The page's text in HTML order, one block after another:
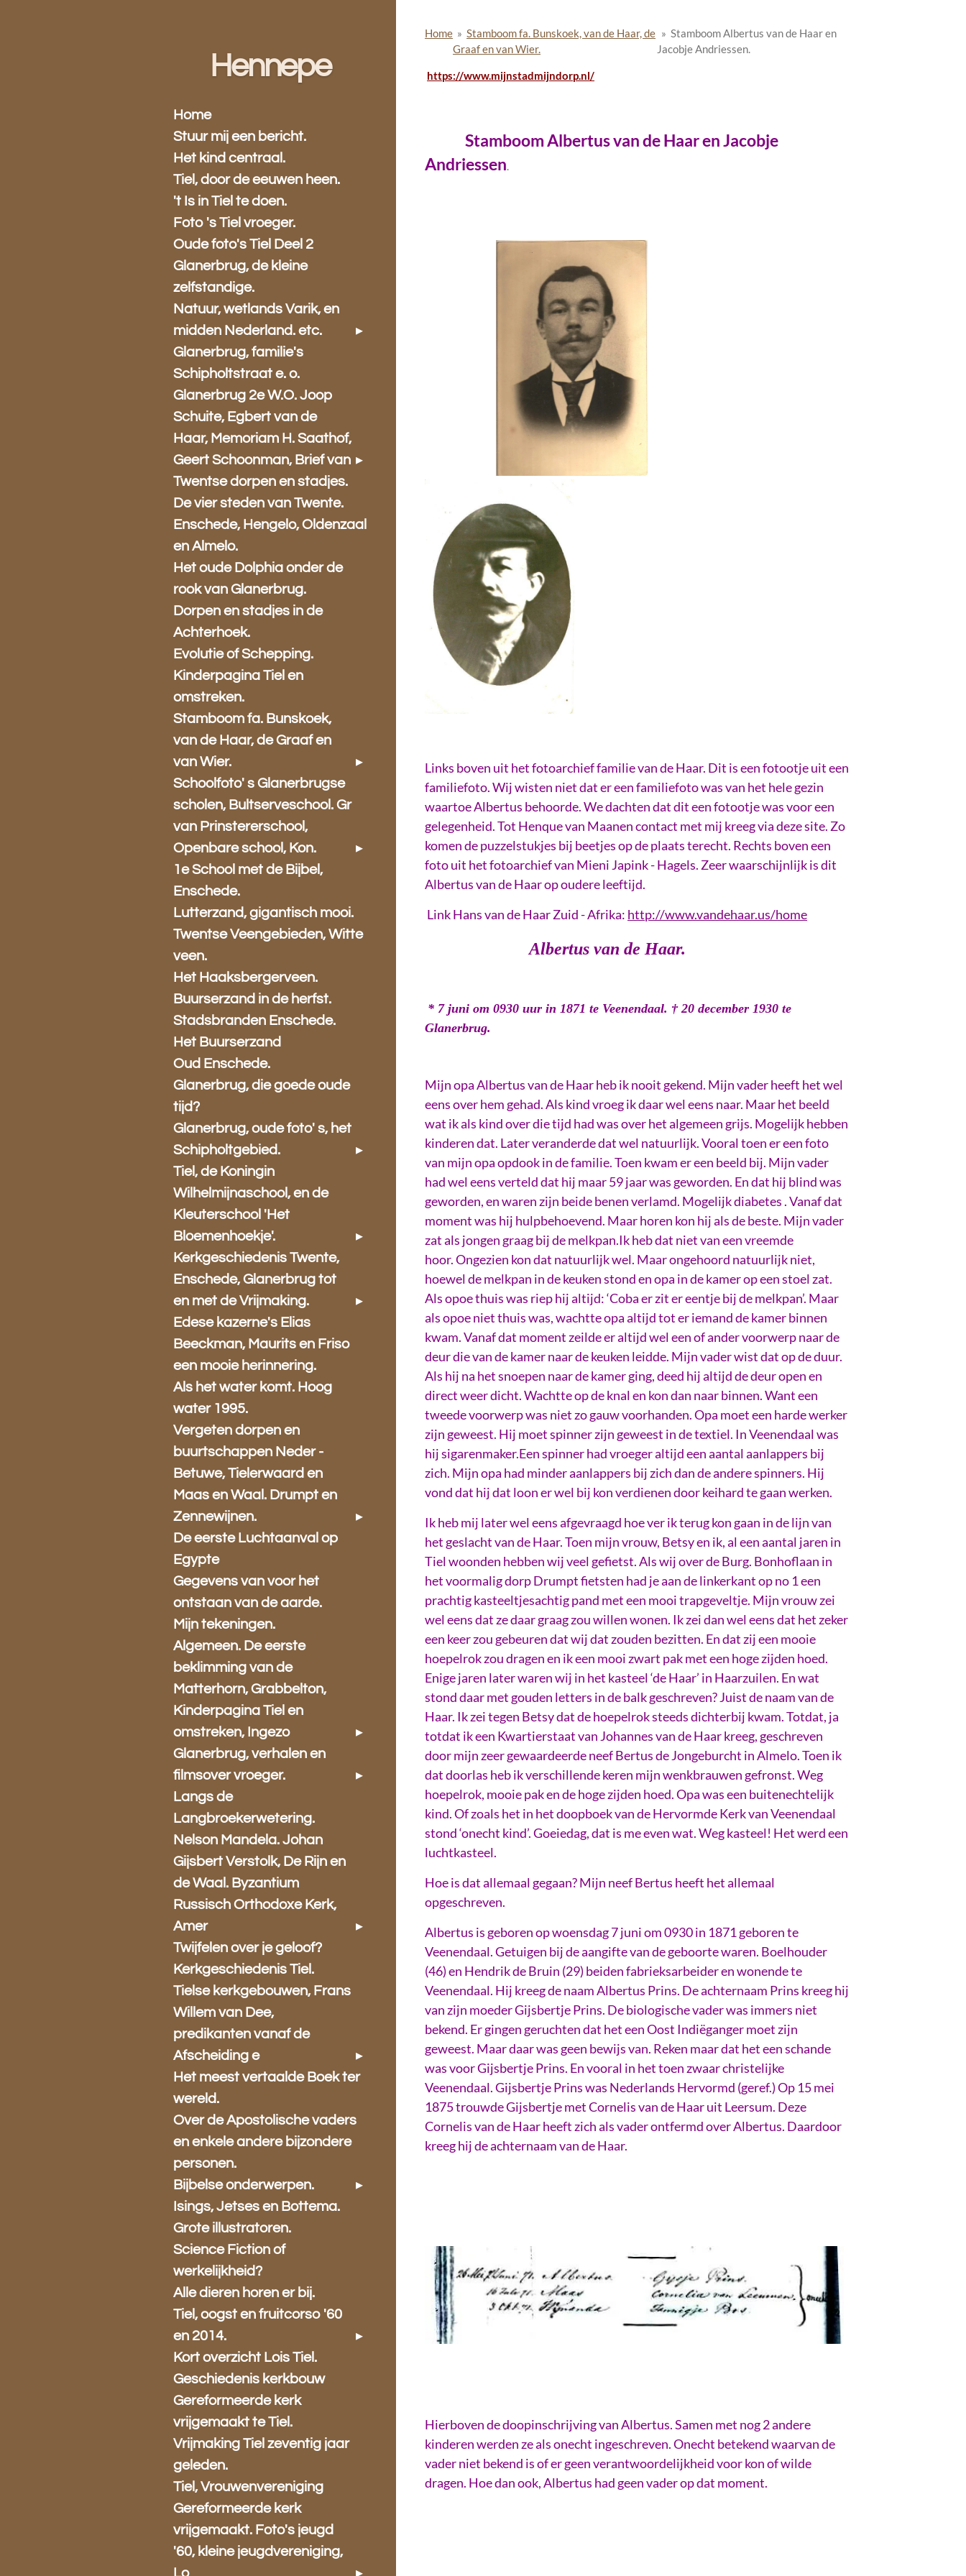
Home » Stamboom fa. Bunskoek, van de Haar, de
Graaf en van Wier.
» Stamboom Albertus van de Haar en
Jacobje Andriessen.
https://www.mijnstadmijndorp.nl/
Stamboom Albertus van de Haar en Jacobje
Andriessen
Links boven uit het fotoarchief familie van de Haar. Dit is een fotootje uit een
familiefoto. Wij wisten niet dat er een familiefoto was van het hele gezin
waartoe Albertus behoorde. We dachten dat dit een fotootje was voor een
gelegenheid. Tot Henque van Maanen contact met mij kreeg via deze site. Zo
komen de puzzelstukjes bij beetjes op de plaats terecht. Rechts boven een
foto uit het fotoarchief van Mieni Japink - Hagels. Zeer waarschijnlijk is dit
Albertus van de Haar op oudere leeftijd.
Link Hans van de Haar Zuid - Afrika: http://www.vandehaar.us/home
Albertus van de Haar.
* 7 juni om 0930 uur in 1871 te Veenendaal. † 20 december 1930 te
Glanerbrug.
Mijn opa Albertus van de Haar heb ik nooit gekend. Mijn vader heeft het wel
eens over hem gehad. Als kind vroeg ik daar wel eens naar. Maar het beeld
wat ik als kind over die tijd had was over het algemeen grijs. Mogelijk hebben
kinderen dat. Later veranderde dat wel natuurlijk. Vooral toen er een foto
van mijn opa opdook in de familie. Toen kwam er een beeld bij. Mijn vader
had wel eens verteld dat hij maar 59 jaar was geworden. En dat hij blind was
geworden, en waren zijn beide benen verlamd. Mogelijk diabetes . Vanaf dat
moment was hij hulpbehoevend. Maar horen kon hij als de beste. Mijn vader
zat als jongen graag bij de melkpan.Ik heb dat niet van een vreemde
hoor. Ongezien kon dat natuurlijk wel. Maar ongehoord natuurlijk niet,
hoewel de melkpan in de keuken stond en opa in de kamer op een stoel zat.
Als opoe thuis was riep hij altijd: ‘Coba er zit er eentje bij de melkpan’. Maar
als opoe niet thuis was, wachtte opa altijd tot er iemand de kamer binnen
kwam. Vanaf dat moment zeilde er altijd wel een of ander voorwerp naar de
deur die van de kamer naar de keuken leidde. Mijn vader wist dat op de duur.
Als hij na het snoepen naar de kamer ging, deed hij altijd de deur open en
direct weer dicht. Wachtte op de knal en kon dan naar binnen. Want een
tweede voorwerp was niet zo gauw voorhanden. Opa moet een harde werker
zijn geweest. Hij moet spinner zijn geweest in de textiel. In Veenendaal was
hij sigarenmaker.Een spinner had vroeger altijd een aantal aanlappers bij
zich. Mijn opa had minder aanlappers bij zich dan de andere spinners. Hij
vond dat hij dat loon er wel bij kon verdienen door keihard te gaan werken.
Ik heb mij later wel eens afgevraagd hoe ver ik terug kon gaan in de lijn van
het geslacht van de Haar. Toen mijn vrouw, Betsy en ik, al een aantal jaren in
Tiel woonden hebben wij veel gefietst. Als wij over de Burg. Bonhoflaan in
het voormalig dorp Drumpt fietsten had je aan de linkerkant op no 1 een
prachtig kasteeltjesachtig pand met een mooi trapgeveltje. Mijn vrouw zei
wel eens dat ze daar graag zou willen wonen. Ik zei dan wel eens dat het zeker
een keer zou gebeuren dat wij dat zouden bezitten. En dat zij een mooie
hoepelrok zou dragen en ik een mooi zwart pak met een hoge zijden hoed.
Enige jaren later waren wij in het kasteel ‘de Haar’ in Haarzuilen. En wat
stond daar met gouden letters in de balk geschreven? Juist de naam van de
Haar. Ik zei tegen Betsy dat de hoepelrok steeds dichterbij kwam. Totdat, ja
totdat ik een Kwartierstaat van Johannes van de Haar kreeg, geschreven
door mijn zeer gewaardeerde neef Bertus de Jongeburcht in Almelo. Toen ik
dat doorlas heb ik verschillende keren mijn wenkbrauwen gefronst. Weg
hoepelrok, mooie pak en de hoge zijden hoed. Opa was een buitenechtelijk
kind. Of zoals het in het doopboek van de Hervormde Kerk van Veenendaal
stond ‘onecht kind’. Goeiedag, dat is me even wat. Weg kasteel! Het werd een
luchtkasteel.
Hoe is dat allemaal gegaan? Mijn neef Bertus heeft het allemaal
opgeschreven.
Albertus is geboren op woensdag 7 juni om 0930 in 1871 geboren te
Veenendaal. Getuigen bij de aangifte van de geboorte waren. Boelhouder
(46) en Hendrik de Bruin (29) beiden fabrieksarbeider en wonende te
Veenendaal. Hij kreeg de naam Albertus Prins. De achternaam Prins kreeg hij
van zijn moeder Gijsbertje Prins. De biologische vader was immers niet
bekend. Er gingen geruchten dat het een Oost Indiëganger moet zijn
geweest. Maar daar was geen bewijs van. Reken maar dat het een schande
was voor Gijsbertje Prins. En vooral in het toen zwaar christelijke
Veenendaal. Gijsbertje Prins was Nederlands Hervormd (geref.) Op 15 mei
1875 trouwde Gijsbertje met Cornelis van de Haar uit Leersum. Deze
Cornelis van de Haar heeft zich als vader ontfermd over Albertus. Daardoor
kreeg hij de achternaam van de Haar.
Hierboven de doopinschrijving van Albertus. Samen met nog 2 andere
kinderen werden ze als onecht ingeschreven. Onecht betekend waarvan de
vader niet bekend is of er geen verantwoordelijkheid voor kon of wilde
dragen. Hoe dan ook, Albertus had geen vader op dat moment.
Hennepe
Home
Stuur mij een bericht.
Het kind centraal.
Tiel, door de eeuwen heen.
't Is in Tiel te doen.
Foto 's Tiel vroeger.
Oude foto's Tiel Deel 2
Glanerbrug, de kleine
zelfstandige.
Natuur, wetlands Varik, en
midden Nederland. etc.
Glanerbrug, familie's
Schipholtstraat e. o.
Glanerbrug 2e W.O. Joop
Schuite, Egbert van de
Haar, Memoriam H. Saathof,
Geert Schoonman, Brief van
Twentse dorpen en stadjes.
De vier steden van Twente.
Enschede, Hengelo, Oldenzaal
en Almelo.
Het oude Dolphia onder de
rook van Glanerbrug.
Dorpen en stadjes in de
Achterhoek.
Evolutie of Schepping.
Kinderpagina Tiel en
omstreken.
Stamboom fa. Bunskoek,
van de Haar, de Graaf en
van Wier.
Schoolfoto' s Glanerbrugse
scholen, Bultserveschool. Gr
van Prinstererschool,
Openbare school, Kon.
1e School met de Bijbel,
Enschede.
Lutterzand, gigantisch mooi.
Twentse Veengebieden, Witte
veen.
Het Haaksbergerveen.
Buurserzand in de herfst.
Stadsbranden Enschede.
Het Buurserzand
Oud Enschede.
Glanerbrug, die goede oude
tijd?
Glanerbrug, oude foto' s, het
Schipholtgebied.
Tiel, de Koningin
Wilhelmijnaschool, en de
Kleuterschool 'Het
Bloemenhoekje'.
Kerkgeschiedenis Twente,
Enschede, Glanerbrug tot
en met de Vrijmaking.
Edese kazerne's Elias
Beeckman, Maurits en Friso
een mooie herinnering.
Als het water komt. Hoog
water 1995.
Vergeten dorpen en
buurtschappen Neder -
Betuwe, Tielerwaard en
Maas en Waal. Drumpt en
Zennewijnen.
De eerste Luchtaanval op
Egypte
Gegevens van voor het
ontstaan van de aarde.
Mijn tekeningen.
Algemeen. De eerste
beklimming van de
Matterhorn, Grabbelton,
Kinderpagina Tiel en
omstreken, Ingezo
Glanerbrug, verhalen en
filmsover vroeger.
Langs de
Langbroekerwetering.
Nelson Mandela. Johan
Gijsbert Verstolk, De Rijn en
de Waal. Byzantium
Russisch Orthodoxe Kerk,
Amer
Twijfelen over je geloof?
Kerkgeschiedenis Tiel.
Tielse kerkgebouwen, Frans
Willem van Dee,
predikanten vanaf de
Afscheiding e
Het meest vertaalde Boek ter
wereld.
Over de Apostolische vaders
en enkele andere bijzondere
personen.
Bijbelse onderwerpen.
Isings, Jetses en Bottema.
Grote illustratoren.
Science Fiction of
werkelijkheid?
Alle dieren horen er bij.
Tiel, oogst en fruitcorso '60
en 2014.
Kort overzicht Lois Tiel.
Geschiedenis kerkbouw
Gereformeerde kerk
vrijgemaakt te Tiel.
Vrijmaking Tiel zeventig jaar
geleden.
Tiel, Vrouwenvereniging
Gereformeerde kerk
vrijgemaakt. Foto's jeugd
'60, kleine jeugdvereniging,
Lo